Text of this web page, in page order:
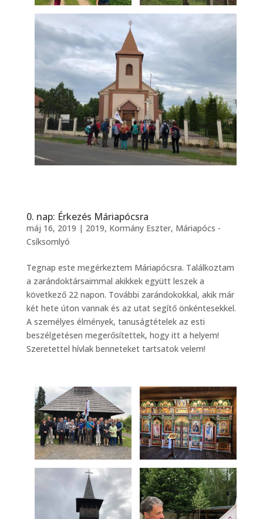
0. nap: Érkezés Máriapócsra
máj 16, 2019 | 2019, Kormány Eszter, Máriapócs -
Csíksomlyó
Tegnap este megérkeztem Máriapócsra. Találkoztam
a zarándoktársaimmal akikkek együtt leszek a
következő 22 napon. További zarándokokkal, akik már
két hete úton vannak és az utat segítő önkéntesekkel.
A személyes élmények, tanuságtételek az esti
beszélgetésen megerősítettek, hogy itt a helyem!
Szeretettel hívlak benneteket tartsatok velem!